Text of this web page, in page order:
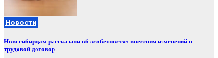
Новости
Новосибирцам рассказали об особенностях внесения изменений в
трудовой договор